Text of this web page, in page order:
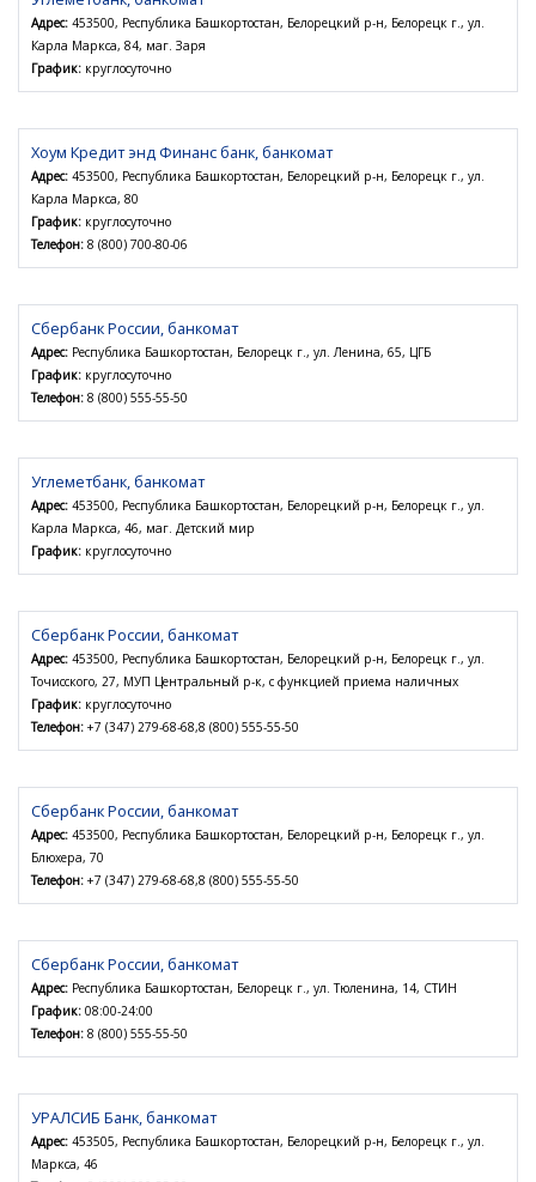
Адрес: 453500, Республика Башкортостан, Белорецкий р-н, Белорецк г., ул.
Карла Маркса, 84, маг. Заря
График: круглосуточно
Хоум Кредит энд Финанс банк, банкомат
Адрес: 453500, Республика Башкортостан, Белорецкий р-н, Белорецк г., ул.
Карла Маркса, 80
График: круглосуточно
Телефон: 8 (800) 700-80-06
Сбербанк России, банкомат
Адрес: Республика Башкортостан, Белорецк г., ул. Ленина, 65, ЦГБ
График: круглосуточно
Телефон: 8 (800) 555-55-50
Углеметбанк, банкомат
Адрес: 453500, Республика Башкортостан, Белорецкий р-н, Белорецк г., ул.
Карла Маркса, 46, маг. Детский мир
График: круглосуточно
Сбербанк России, банкомат
Адрес: 453500, Республика Башкортостан, Белорецкий р-н, Белорецк г., ул.
Точисского, 27, МУП Центральный р-к, с функцией приема наличных
График: круглосуточно
Телефон: +7 (347) 279-68-68,8 (800) 555-55-50
Сбербанк России, банкомат
Адрес: 453500, Республика Башкортостан, Белорецкий р-н, Белорецк г., ул.
Блюхера, 70
Телефон: +7 (347) 279-68-68,8 (800) 555-55-50
Сбербанк России, банкомат
Адрес: Республика Башкортостан, Белорецк г., ул. Тюленина, 14, СТИН
График: 08:00-24:00
Телефон: 8 (800) 555-55-50
УРАЛСИБ Банк, банкомат
Адрес: 453505, Республика Башкортостан, Белорецкий р-н, Белорецк г., ул.
Маркса, 46